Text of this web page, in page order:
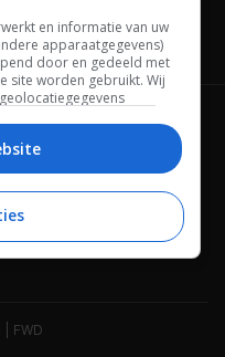
Privacybeleid
Contact
FWD
en informatie van uw
apparaatgegevens)
door en gedeeld met
site worden gebruikt. Wij
of in het sitemenu naar
of in te trekken via de